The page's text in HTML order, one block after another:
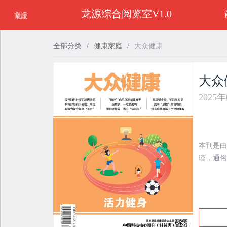
全部分类 / 健康家庭 / 大众健康
大
2025
本刊是
谨，通
龙源综合阅览室V1.0